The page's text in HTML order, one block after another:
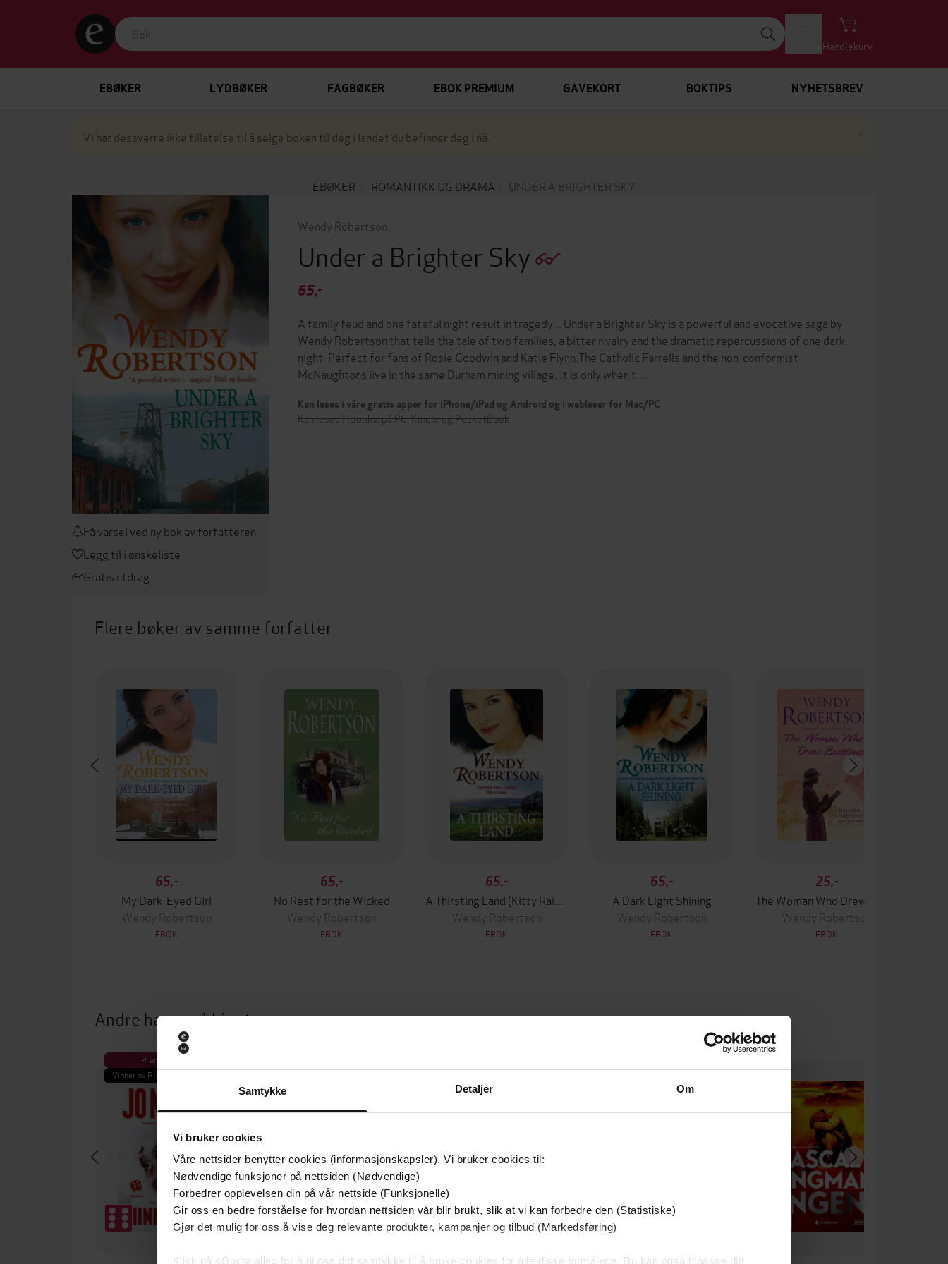
Samtykke Detaljer Om
Vi bruker cookies
Våre nettsider benytter cookies (informasjonskapsler). Vi bruker cookies til:
Nødvendige funksjoner på nettsiden (Nødvendige)
Forbedrer opplevelsen din på vår nettside (Funksjonelle)
Gir oss en bedre forståelse for hvordan nettsiden vår blir brukt, slik at vi kan forbedre den (Statistiske)
Gjør det mulig for oss å vise deg relevante produkter, kampanjer og tilbud (Markedsføring)
Klikk på «Godta alle» for å gi oss ditt samtykke til å bruke cookies for alle disse formålene. Du kan også tilpasse ditt
Handlekurv
EBØKER LYDBØKER FAGBØKER EBOK PREMIUM GAVEKORT BOKTIPS NYHETSBREV
Vi har dessverre ikke tillatelse til å selge boken til deg i landet du befinner deg i nå.
EBØKER ROMANTIKK OG DRAMA UNDER A BRIGHTER SKY
Få varsel ved ny bok av forfatteren
Legg til i ønskeliste
Gratis utdrag
Wendy Robertson
Under a Brighter Sky
65,-
A family feud and one fateful night result in tragedy... Under a Brighter Sky is a powerful and evocative saga by
Wendy Robertson that tells the tale of two families, a bitter rivalry and the dramatic repercussions of one dark
night. Perfect for fans of Rosie Goodwin and Katie Flynn.The Catholic Farrells and the non-conformist
McNaughtons live in the same Durham mining village. It is only when t…
Kan leses i våre gratis apper for iPhone/iPad og Android og i webleser for Mac/PC
Kan leses i iBooks, på PC, Kindle og PocketBook
Flere bøker av samme forfatter
65,-
My Dark-Eyed Girl
Wendy Robertson
EBOK
65,-
No Rest for the Wicked
Wendy Robertson
EBOK
65,-
Wendy Robertson
EBOK
65,-
A Dark Light Shining
Wendy Robertson
EBOK
25,-
Wendy Robertson
EBOK
Andre har også kjøpt
Premium
Vinner av Rivertonprisen